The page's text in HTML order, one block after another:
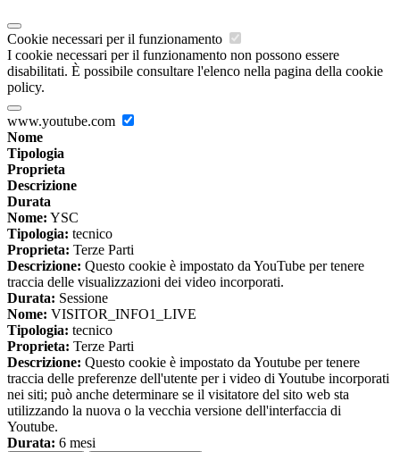
Cookie necessari per il funzionamento
I cookie necessari per il funzionamento non possono essere
disabilitati. È possibile consultare l'elenco nella pagina della cookie
policy.
www.youtube.com
Nome
Tipologia
Proprieta
Descrizione
Durata
Nome: YSC
Tipologia: tecnico
Proprieta: Terze Parti
Descrizione: Questo cookie è impostato da YouTube per tenere
traccia delle visualizzazioni dei video incorporati.
Durata: Sessione
Nome: VISITOR_INFO1_LIVE
Tipologia: tecnico
Proprieta: Terze Parti
Descrizione: Questo cookie è impostato da Youtube per tenere
traccia delle preferenze dell'utente per i video di Youtube incorporati
nei siti; può anche determinare se il visitatore del sito web sta
utilizzando la nuova o la vecchia versione dell'interfaccia di
Youtube.
Durata: 6 mesi